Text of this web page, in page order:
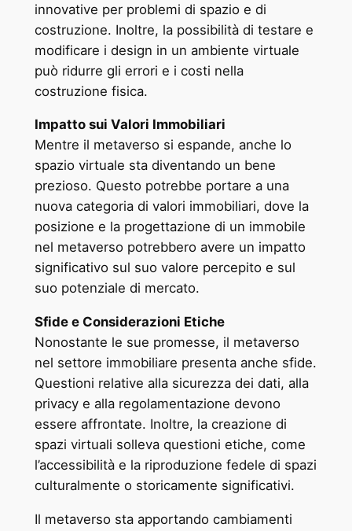
innovative per problemi di spazio e di
costruzione. Inoltre, la possibilità di testare e
modificare i design in un ambiente virtuale
può ridurre gli errori e i costi nella
costruzione fisica.
Impatto sui Valori Immobiliari
Mentre il metaverso si espande, anche lo
spazio virtuale sta diventando un bene
prezioso. Questo potrebbe portare a una
nuova categoria di valori immobiliari, dove la
posizione e la progettazione di un immobile
nel metaverso potrebbero avere un impatto
significativo sul suo valore percepito e sul
suo potenziale di mercato.
Sfide e Considerazioni Etiche
Nonostante le sue promesse, il metaverso
nel settore immobiliare presenta anche sfide.
Questioni relative alla sicurezza dei dati, alla
privacy e alla regolamentazione devono
essere affrontate. Inoltre, la creazione di
spazi virtuali solleva questioni etiche, come
l’accessibilità e la riproduzione fedele di spazi
culturalmente o storicamente significativi.
Il metaverso sta apportando cambiamenti